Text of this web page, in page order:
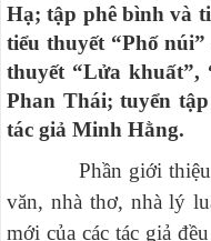
Hạ; tập phê bình và
tiểu thuyết “Phố
thuyết “Lửa khuất”,
Phan Thái; tuyển
tác giả Minh Hằng.
Phần giới thiệu và
văn, nhà thơ, nhà lý
mới của các tác giả